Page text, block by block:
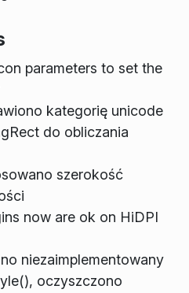
parameters to set the
kategorię unicode
do obliczania
szerokość
now are ok on HiDPI
niezaimplementowany
oczyszczono